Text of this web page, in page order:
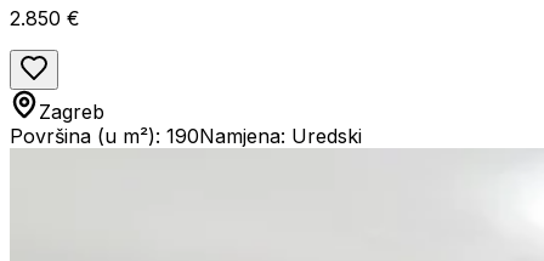
2.850 €
Zagreb
Površina (u m²): 190Namjena: Uredski